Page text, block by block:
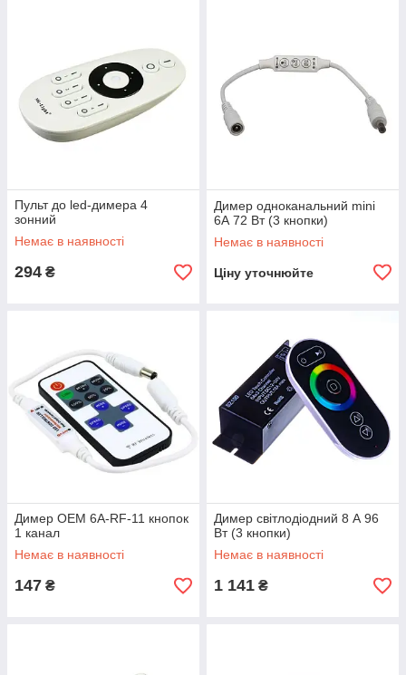
Пульт до led-димера 4
зонний
Немає в наявності
294 ₴
Димер одноканальний mini
6А 72 Вт (3 кнопки)
Немає в наявності
Ціну уточнюйте
Димер OEM 6A-RF-11 кнопок
1 канал
Немає в наявності
147 ₴
Димер світлодіодний 8 А 96
Вт (3 кнопки)
Немає в наявності
1 141 ₴